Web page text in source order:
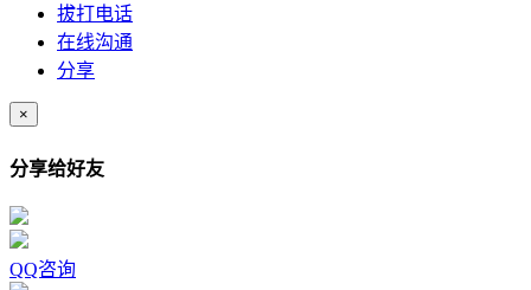
拔打电话
在线沟通
分享
×
分享给好友
QQ咨询